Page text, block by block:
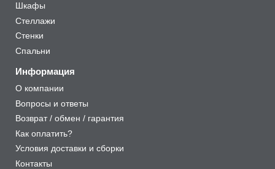
Шкафы
Стеллажи
Стенки
Спальни
Информация
О компании
Вопросы и ответы
Возврат / обмен / гарантия
Как оплатить?
Условия доставки и сборки
Контакты